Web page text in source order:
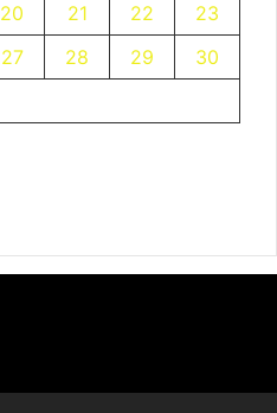
20 21 22
23
27 28 29
30